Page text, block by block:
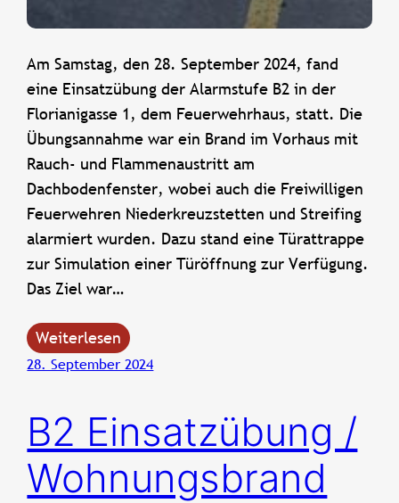
Am Samstag, den 28. September 2024, fand
eine Einsatzübung der Alarmstufe B2 in der
Florianigasse 1, dem Feuerwehrhaus, statt. Die
Übungsannahme war ein Brand im Vorhaus mit
Rauch- und Flammenaustritt am
Dachbodenfenster, wobei auch die Freiwilligen
Feuerwehren Niederkreuzstetten und Streifing
alarmiert wurden. Dazu stand eine Türattrappe
zur Simulation einer Türöffnung zur Verfügung.
Das Ziel war…
Weiterlesen
28. September 2024
B2 Einsatzübung /
Wohnungsbrand